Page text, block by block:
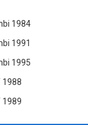
1984
1991
1995
1988
1989